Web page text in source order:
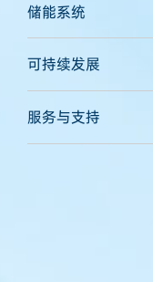
储能系统
可持续发展
服务与支持